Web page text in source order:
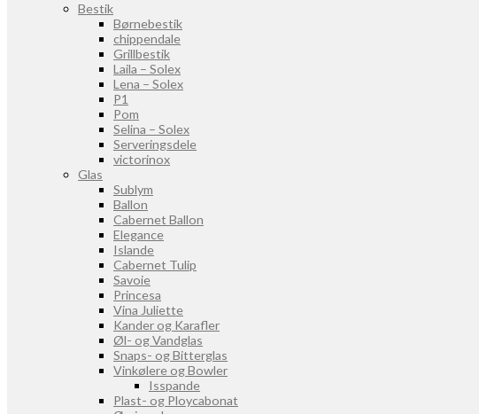
Bestik
Børnebestik
chippendale
Grillbestik
Laila – Solex
Lena – Solex
P1
Pom
Selina – Solex
Serveringsdele
victorinox
Glas
Sublym
Ballon
Cabernet Ballon
Elegance
Islande
Cabernet Tulip
Savoie
Princesa
Vina Juliette
Kander og Karafler
Øl- og Vandglas
Snaps- og Bitterglas
Vinkølere og Bowler
Isspande
Plast- og Ploycabonat